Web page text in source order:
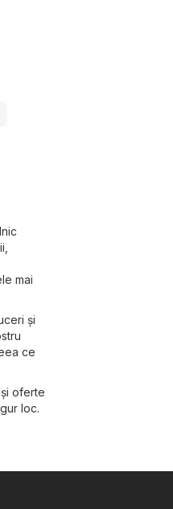
mai
și
ce
oferte
loc.